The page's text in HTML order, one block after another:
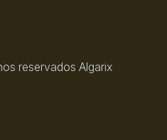
reservados Algarix